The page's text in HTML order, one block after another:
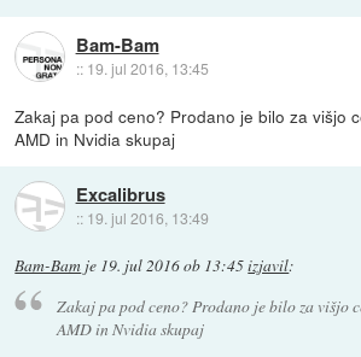
Bam-Bam
:: 19. jul 2016, 13:45
Zakaj pa pod ceno? Prodano je bilo za višjo
AMD in Nvidia skupaj
Excalibrus
:: 19. jul 2016, 13:49
Bam-Bam je 19. jul 2016 ob 13:45izjavil:
Zakaj pa pod ceno? Prodano je bilo za višjo
AMD in Nvidia skupaj